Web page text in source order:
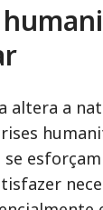
altera a
se